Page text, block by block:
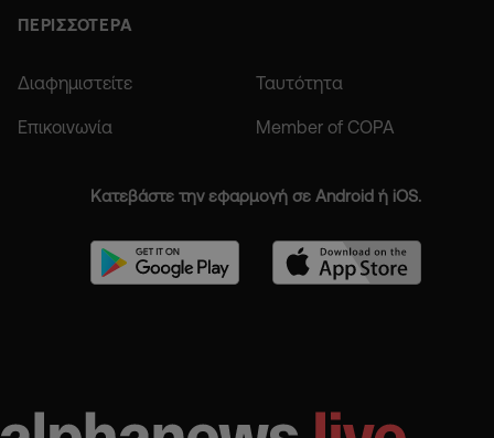
ΠΕΡΙΣΣΟΤΕΡΑ
Διαφημιστείτε Ταυτότητα
Επικοινωνία Member of COPA
Κατεβάστε την εφαρμογή σε Android ή iOS.